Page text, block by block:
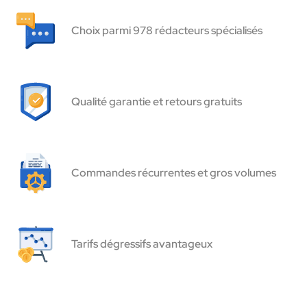
Choix parmi 978 rédacteurs spécialisés
Qualité garantie et retours gratuits
Commandes récurrentes et gros volumes
Tarifs dégressifs avantageux